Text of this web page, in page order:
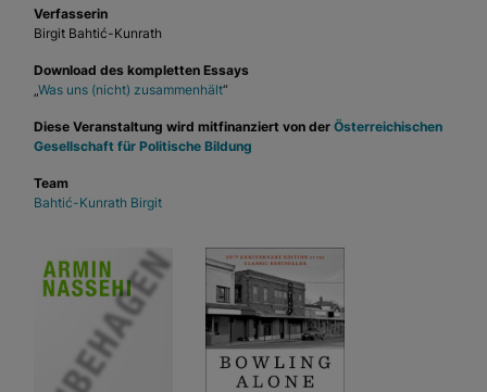
Verfasserin
Birgit Bahtić-Kunrath
Download des kompletten Essays
„Was uns (nicht) zusammenhält“
Diese Veranstaltung wird mitfinanziert von der Österreichischen
Gesellschaft für Politische Bildung
Team
Bahtić-Kunrath Birgit